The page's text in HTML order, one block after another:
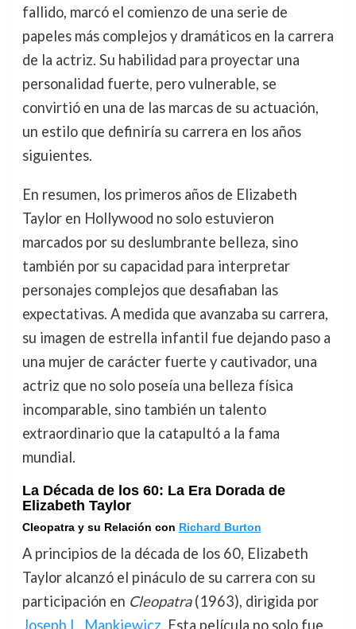
fallido, marcó el comienzo de una serie de
papeles más complejos y dramáticos en la carrera
de la actriz. Su habilidad para proyectar una
personalidad fuerte, pero vulnerable, se
convirtió en una de las marcas de su actuación,
un estilo que definiría su carrera en los años
siguientes.
En resumen, los primeros años de Elizabeth
Taylor en Hollywood no solo estuvieron
marcados por su deslumbrante belleza, sino
también por su capacidad para interpretar
personajes complejos que desafiaban las
expectativas. A medida que avanzaba su carrera,
su imagen de estrella infantil fue dejando paso a
una mujer de carácter fuerte y cautivador, una
actriz que no solo poseía una belleza física
incomparable, sino también un talento
extraordinario que la catapultó a la fama
mundial.
La Década de los 60: La Era Dorada de
Elizabeth Taylor
Cleopatra y su Relación con Richard Burton
A principios de la década de los 60, Elizabeth
Taylor alcanzó el pináculo de su carrera con su
participación en Cleopatra(1963), dirigida por
Joseph L. Mankiewicz . Esta película no solo fue